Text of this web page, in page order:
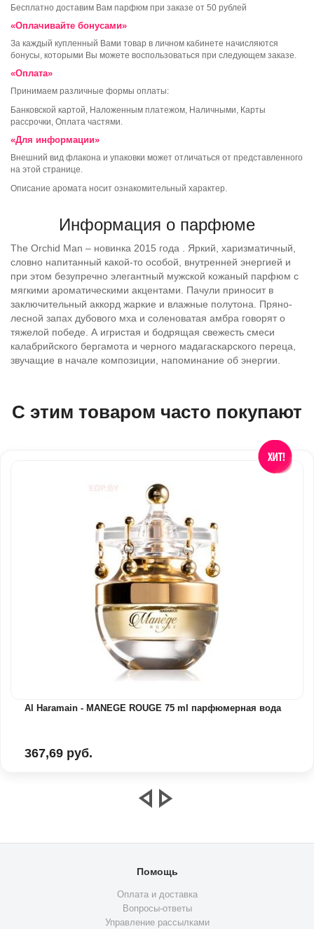
Бесплатно доставим Вам парфюм при заказе от 50 рублей
«Оплачивайте бонусами»
За каждый купленный Вами товар в личном кабинете начисляются
бонусы, которыми Вы можете воспользоваться при следующем заказе.
«Оплата»
Принимаем различные формы оплаты:
Банковской картой, Наложенным платежом, Наличными, Карты
рассрочки, Оплата частями.
«Для информации»
Внешний вид флакона и упаковки может отличаться от представленного
на этой странице.
Описание аромата носит ознакомительный характер.
Информация о парфюме
The Orchid Man – новинка 2015 года . Яркий, харизматичный,
словно напитанный какой-то особой, внутренней энергией и
при этом безупречно элегантный мужской кожаный парфюм с
мягкими ароматическими акцентами. Пачули приносит в
заключительный аккорд жаркие и влажные полутона. Пряно-
лесной запах дубового мха и соленоватая амбра говорят о
тяжелой победе. А игристая и бодрящая свежесть смеси
калабрийского бергамота и черного мадагаскарского переца,
звучащие в начале композиции, напоминание об энергии.
С этим товаром часто покупают
Al Haramain - MANEGE ROUGE 75 ml парфюмерная вода
367,69 руб.
Помощь
Оплата и доставка
Вопросы-ответы
Управление рассылками